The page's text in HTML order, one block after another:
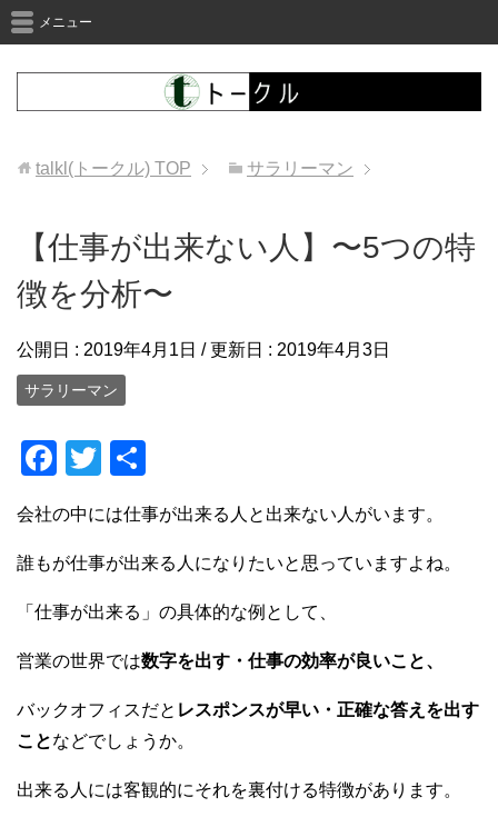
メニュー
talkl(トークル) TOP サラリーマン
【仕事が出来ない人】〜5つの特
徴を分析〜
公開日 : 2019年4月1日 / 更新日 : 2019年4月3日
サラリーマン
F
c
e
b
o
k
T
tt
er
有
会社の中には仕事が出来る人と出来ない人がいます。
誰もが仕事が出来る人になりたいと思っていますよね。
「仕事が出来る」の具体的な例として、
営業の世界では数字を出す・仕事の効率が良いこと、
バックオフィスだと レスポンスが早い・正確な答えを出す
ことなどでしょうか。
出来る人には客観的にそれを裏付ける特徴があります。